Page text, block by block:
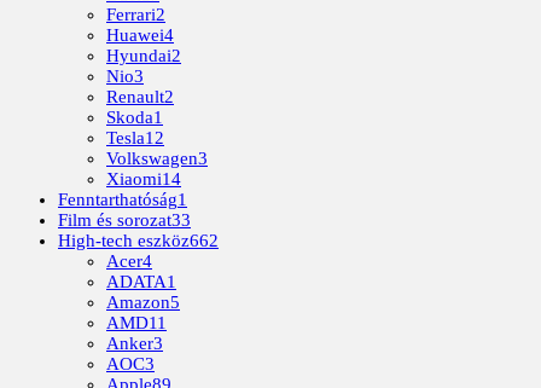
Ferrari2
Huawei4
Hyundai2
Nio3
Renault2
Skoda1
Tesla12
Volkswagen3
Xiaomi14
Fenntarthatóság1
Film és sorozat33
High-tech eszköz662
Acer4
ADATA1
Amazon5
AMD11
Anker3
AOC3